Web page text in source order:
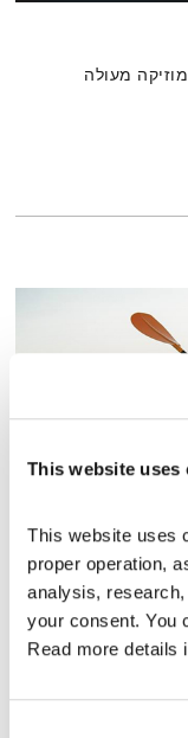
This website uses
This website uses
proper operation,
analysis,
your consent. You
Read more details
מעולה